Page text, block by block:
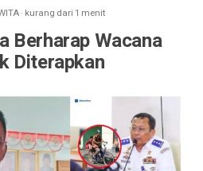
· kurang dari 1 menit
Berharap Wacana
Diterapkan